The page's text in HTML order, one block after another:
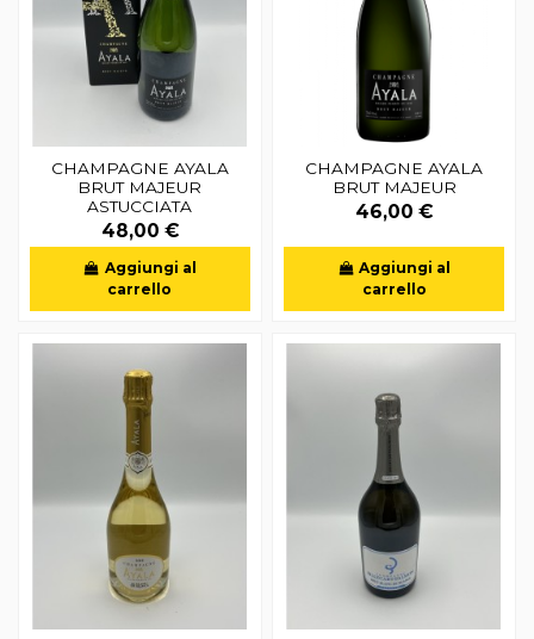
CHAMPAGNE AYALA
BRUT MAJEUR
ASTUCCIATA
48,00 €
Aggiungi al
carrello
CHAMPAGNE AYALA
BRUT MAJEUR
46,00 €
Aggiungi al
carrello